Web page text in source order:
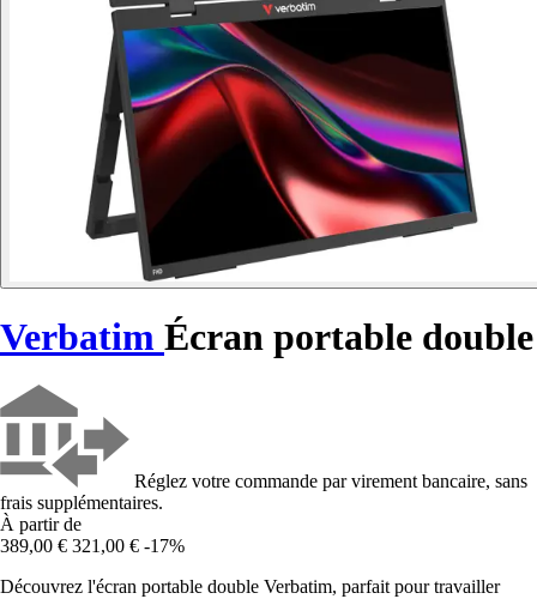
Verbatim Écran portable double
Réglez votre commande par virement bancaire, sans
frais supplémentaires.
À partir de
389,00 € 321,00 € -17%
Découvrez l'écran portable double Verbatim, parfait pour travailler